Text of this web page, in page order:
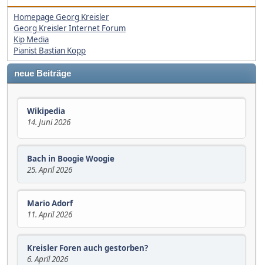
Homepage Georg Kreisler
Georg Kreisler Internet Forum
Kip Media
Pianist Bastian Kopp
neue Beiträge
Wikipedia
14. Juni 2026
Bach in Boogie Woogie
25. April 2026
Mario Adorf
11. April 2026
Kreisler Foren auch gestorben?
6. April 2026